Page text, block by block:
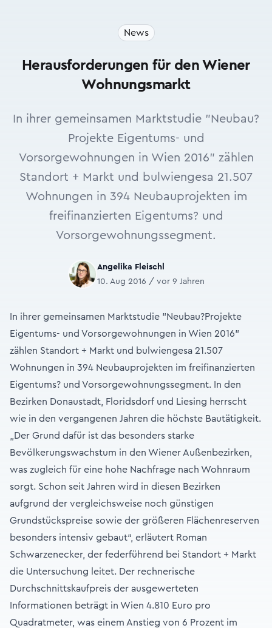
News
Herausforderungen für den Wiener
Wohnungsmarkt
In ihrer gemeinsamen Marktstudie "Neubau?
Projekte Eigentums- und
Vorsorgewohnungen in Wien 2016" zählen
Standort + Markt und bulwiengesa 21.507
Wohnungen in 394 Neubauprojekten im
freifinanzierten Eigentums? und
Vorsorgewohnungssegment.
Angelika Fleischl
10. Aug 2016 / vor 9 Jahren
In ihrer gemeinsamen Marktstudie "Neubau?Projekte
Eigentums- und Vorsorgewohnungen in Wien 2016"
zählen Standort + Markt und bulwiengesa 21.507
Wohnungen in 394 Neubauprojekten im freifinanzierten
Eigentums? und Vorsorgewohnungssegment. In den
Bezirken Donaustadt, Floridsdorf und Liesing herrscht
wie in den vergangenen Jahren die höchste Bautätigkeit.
„Der Grund dafür ist das besonders starke
Bevölkerungswachstum in den Wiener Außenbezirken,
was zugleich für eine hohe Nachfrage nach Wohnraum
sorgt. Schon seit Jahren wird in diesen Bezirken
aufgrund der vergleichsweise noch günstigen
Grundstückspreise sowie der größeren Flächenreserven
besonders intensiv gebaut“, erläutert Roman
Schwarzenecker, der federführend bei Standort + Markt
die Untersuchung leitet. Der rechnerische
Durchschnittskaufpreis der ausgewerteten
Informationen beträgt in Wien 4.810 Euro pro
Quadratmeter, was einem Anstieg von 6 Prozent im